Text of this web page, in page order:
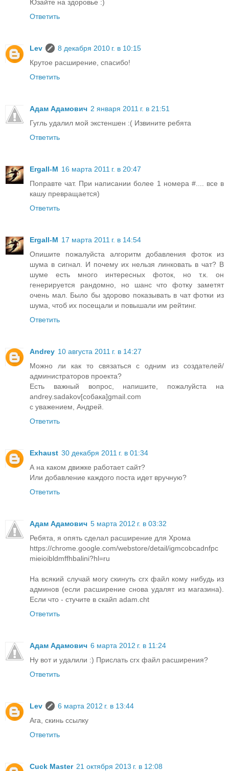
Юзайте на здоровье :)
Ответить
Lev
8 декабря 2010 г. в 10:15
Крутое расширение, спасибо!
Ответить
Адам Адамович 2 января 2011 г. в 21:51
Гугль удалил мой экстеншен :( Извините ребята
Ответить
Ergall-M 16 марта 2011 г. в 20:47
Поправте чат. При написании более 1 номера #.... все в
кашу превращается)
Ответить
Ergall-M 17 марта 2011 г. в 14:54
Опишите пожалуйста алгоритм добавления фоток из
шума в сигнал. И почему их нельзя линковать в чат? В
шуме есть много интересных фоток, но т.к. он
генерируется рандомно, но шанс что фотку заметят
очень мал. Было бы здорово показывать в чат фотки из
шума, чтоб их посещали и повышали им рейтинг.
Ответить
Andrey 10 августа 2011 г. в 14:27
Можно ли как то связаться с одним из создателей/
администраторов проекта?
Есть важный вопрос, напишите, пожалуйста на
andrey.sadakov[собака]gmail.com
с уважением, Андрей.
Ответить
Exhaust 30 декабря 2011 г. в 01:34
А на каком движке работает сайт?
Или добавление каждого поста идет вручную?
Ответить
Адам Адамович 5 марта 2012 г. в 03:32
Ребята, я опять сделал расширение для Хрома
https://chrome.google.com/webstore/detail/igmcobcadnfpc
mieioibldmffhbalini?hl=ru
На всякий случай могу скинуть crx файл кому нибудь из
админов (если расширение снова удалят из магазина).
Если что - стучите в скайп adam.cht
Ответить
Адам Адамович 6 марта 2012 г. в 11:24
Ну вот и удалили :) Прислать crx файл расширения?
Ответить
Lev
6 марта 2012 г. в 13:44
Ага, скинь ссылку
Ответить
Cuck Master 21 октября 2013 г. в 12:08